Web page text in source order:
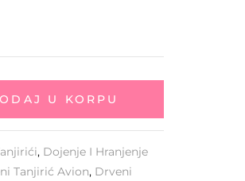
U KORPU
, Dojenje I Hranjenje
Tanjirić Avion, Drveni